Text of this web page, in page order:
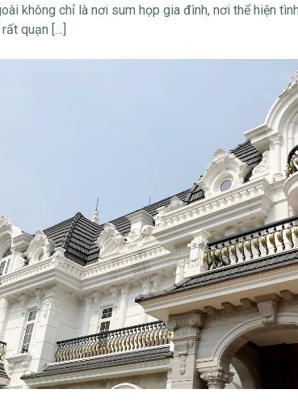
không chỉ là nơi sum họp gia đình, nơi thể hiện
quạn […]